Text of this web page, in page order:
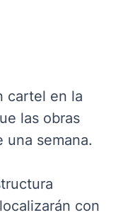
cartel en la
las obras
una semana.
con